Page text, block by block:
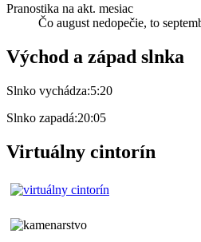
Pranostika na akt. mesiac
Čo august nedopečie, to
Východ a západ slnka
Slnko vychádza:5:20
Slnko zapadá:20:05
Virtuálny cintorín